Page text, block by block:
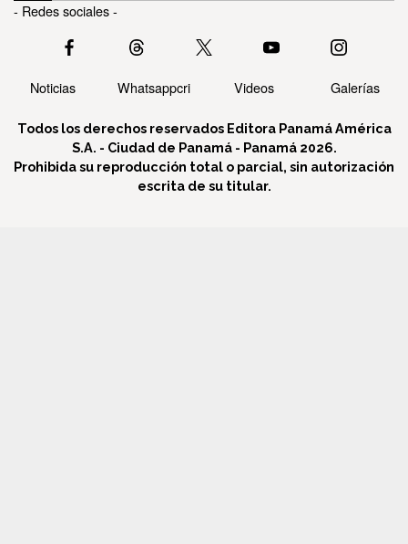
- Redes sociales -
Noticias Whatsappcri Videos Galerías
Todos los derechos reservados Editora Panamá América
S.A. - Ciudad de Panamá - Panamá 2026.
Prohibida su reproducción total o parcial, sin autorización
escrita de su titular.